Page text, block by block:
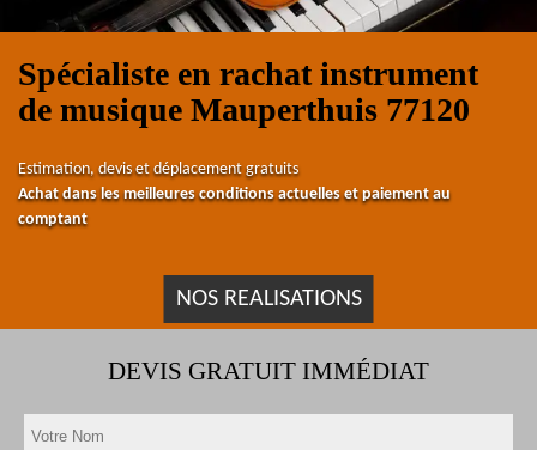
Spécialiste en rachat instrument
de musique Mauperthuis 77120
Estimation, devis et déplacement gratuits
Achat dans les meilleures conditions actuelles et paiement au
comptant
NOS REALISATIONS
DEVIS GRATUIT IMMÉDIAT